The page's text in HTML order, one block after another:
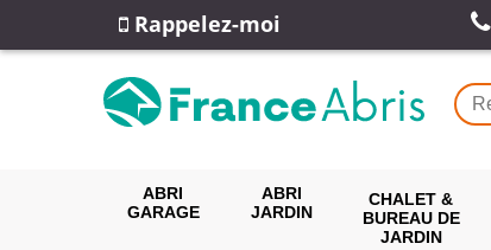
Rappelez-moi
ABRI
GARAGE
ABRI
JARDIN
CHALET &
BUREAU DE
JARDIN